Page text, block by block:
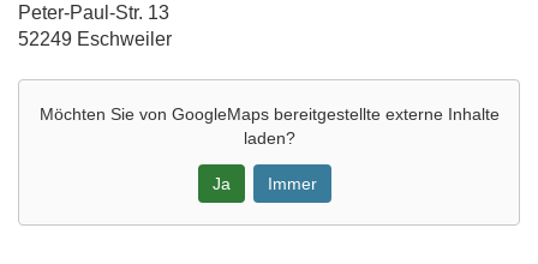
Adresse:
Peter-Paul-Str. 13
52249 Eschweiler
Möchten Sie von GoogleMapsbereitgestellte externe Inhalte
laden?
Ja Immer